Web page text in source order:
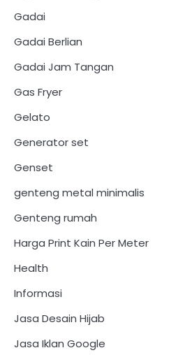
Gadai
Gadai Berlian
Gadai Jam Tangan
Gas Fryer
Gelato
Generator set
Genset
genteng metal minimalis
Genteng rumah
Harga Print Kain Per Meter
Health
Informasi
Jasa Desain Hijab
Jasa Iklan Google